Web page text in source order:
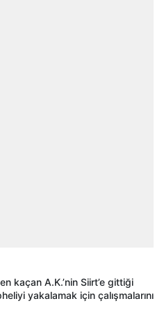
kaçan A.K.’nin Siirt’e gittiği
yakalamak için çalışmalarını